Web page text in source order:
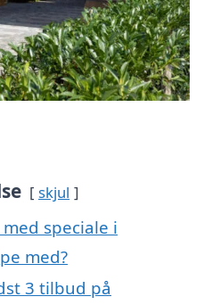
skjul
speciale i
med?
3 tilbud på